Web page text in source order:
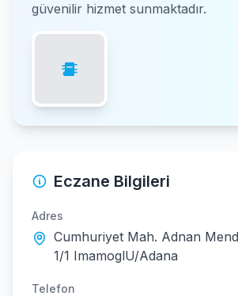
güvenilir hizmet sunmaktadır.
Eczane Bilgileri
Adres
Cumhuriyet Mah. Adnan
1/1 ImamoglU/Adana
Telefon